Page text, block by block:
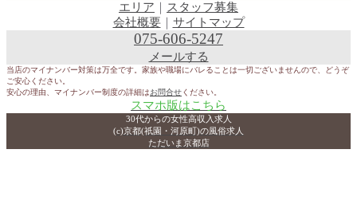
エリア
スタッフ募集
会社概要｜ サイトマップ
075-606-5247
メールする
当店のマイナンバー対策は万全です。家族や職場にバレることは一切ございませんので、どうぞ
ご安心ください。
安心の理由、マイナンバー制度の詳細はお問合せください。
スマホ版はこちら
30代からの女性高収入求人
(c)京都(祇園・河原町)の風俗求人
ただいま京都店